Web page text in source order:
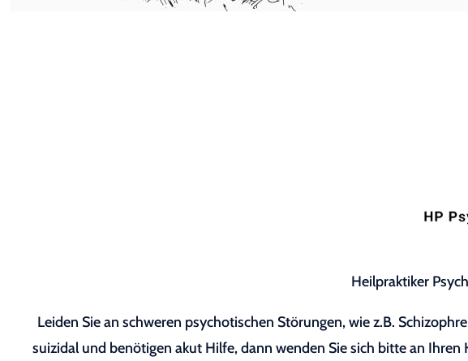
Heilpraktiker
Leiden Sie an schweren psychotischen Störungen, wie z.B.
suizidal und benötigen akut Hilfe, dann wenden Sie sich bitte an